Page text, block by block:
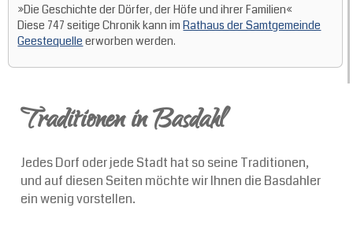
»Die Geschichte der Dörfer, der Höfe und ihrer Familien«
Diese 747 seitige Chronik kann imRathaus der Samtgemeinde
Geestequelle erworben werden.
Traditionen in Basdahl
Jedes Dorf oder jede Stadt hat so seine Traditionen,
und auf diesen Seiten möchte wir Ihnen die Basdahler
ein wenig vorstellen.